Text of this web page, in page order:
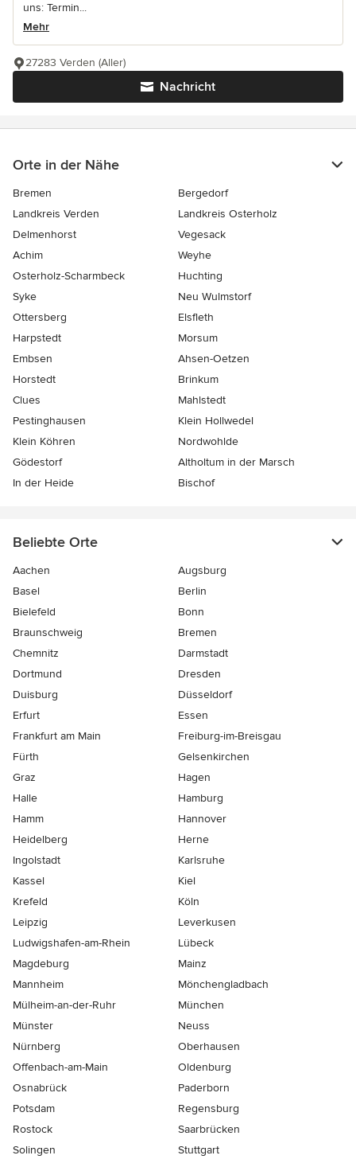
uns: Termin...
Mehr
Nachricht
27283 Verden (Aller)
Orte in der Nähe
Bremen
Bergedorf
Landkreis Verden
Landkreis Osterholz
Delmenhorst
Vegesack
Achim
Weyhe
Osterholz-Scharmbeck
Huchting
Syke
Neu Wulmstorf
Ottersberg
Elsfleth
Harpstedt
Morsum
Embsen
Ahsen-Oetzen
Horstedt
Brinkum
Clues
Mahlstedt
Pestinghausen
Klein Hollwedel
Klein Köhren
Nordwohlde
Gödestorf
Altholtum in der Marsch
In der Heide
Bischof
Beliebte Orte
Aachen
Augsburg
Basel
Berlin
Bielefeld
Bonn
Braunschweig
Bremen
Chemnitz
Darmstadt
Dortmund
Dresden
Duisburg
Düsseldorf
Erfurt
Essen
Frankfurt am Main
Freiburg-im-Breisgau
Fürth
Gelsenkirchen
Graz
Hagen
Halle
Hamburg
Hamm
Hannover
Heidelberg
Herne
Ingolstadt
Karlsruhe
Kassel
Kiel
Krefeld
Köln
Leipzig
Leverkusen
Ludwigshafen-am-Rhein
Lübeck
Magdeburg
Mainz
Mannheim
Mönchen­gladbach
Mülheim-an-der-Ruhr
München
Münster
Neuss
Nürnberg
Oberhausen
Offenbach-am-Main
Oldenburg
Osnabrück
Paderborn
Potsdam
Regensburg
Rostock
Saarbrücken
Solingen
Stuttgart